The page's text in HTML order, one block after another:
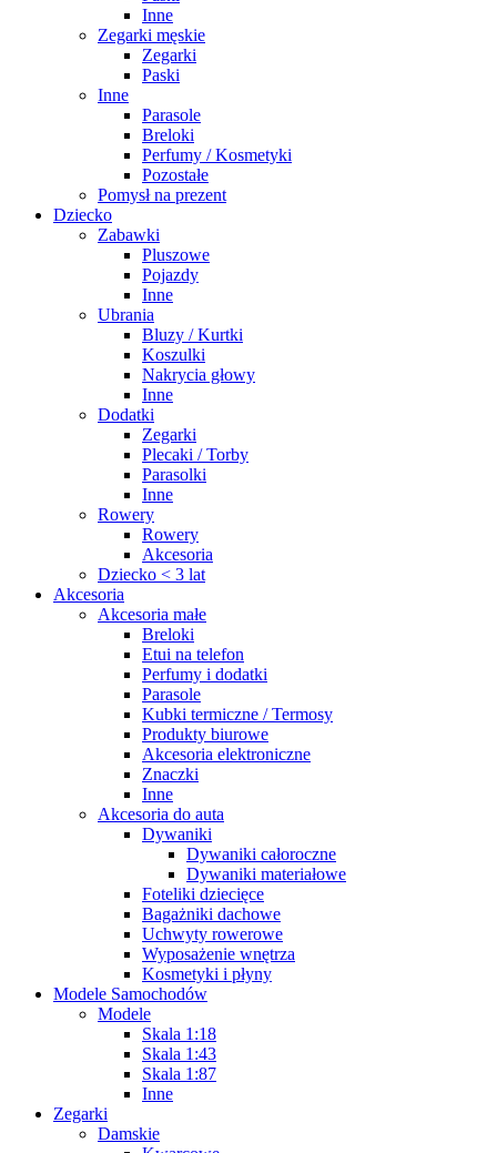
Inne
Zegarki męskie
Zegarki
Paski
Inne
Parasole
Breloki
Perfumy / Kosmetyki
Pozostałe
Pomysł na prezent
Dziecko
Zabawki
Pluszowe
Pojazdy
Inne
Ubrania
Bluzy / Kurtki
Koszulki
Nakrycia głowy
Inne
Dodatki
Zegarki
Plecaki / Torby
Parasolki
Inne
Rowery
Rowery
Akcesoria
Dziecko < 3 lat
Akcesoria
Akcesoria małe
Breloki
Etui na telefon
Perfumy i dodatki
Parasole
Kubki termiczne / Termosy
Produkty biurowe
Akcesoria elektroniczne
Znaczki
Inne
Akcesoria do auta
Dywaniki
Dywaniki całoroczne
Dywaniki materiałowe
Foteliki dziecięce
Bagażniki dachowe
Uchwyty rowerowe
Wyposażenie wnętrza
Kosmetyki i płyny
Modele Samochodów
Modele
Skala 1:18
Skala 1:43
Skala 1:87
Inne
Zegarki
Damskie